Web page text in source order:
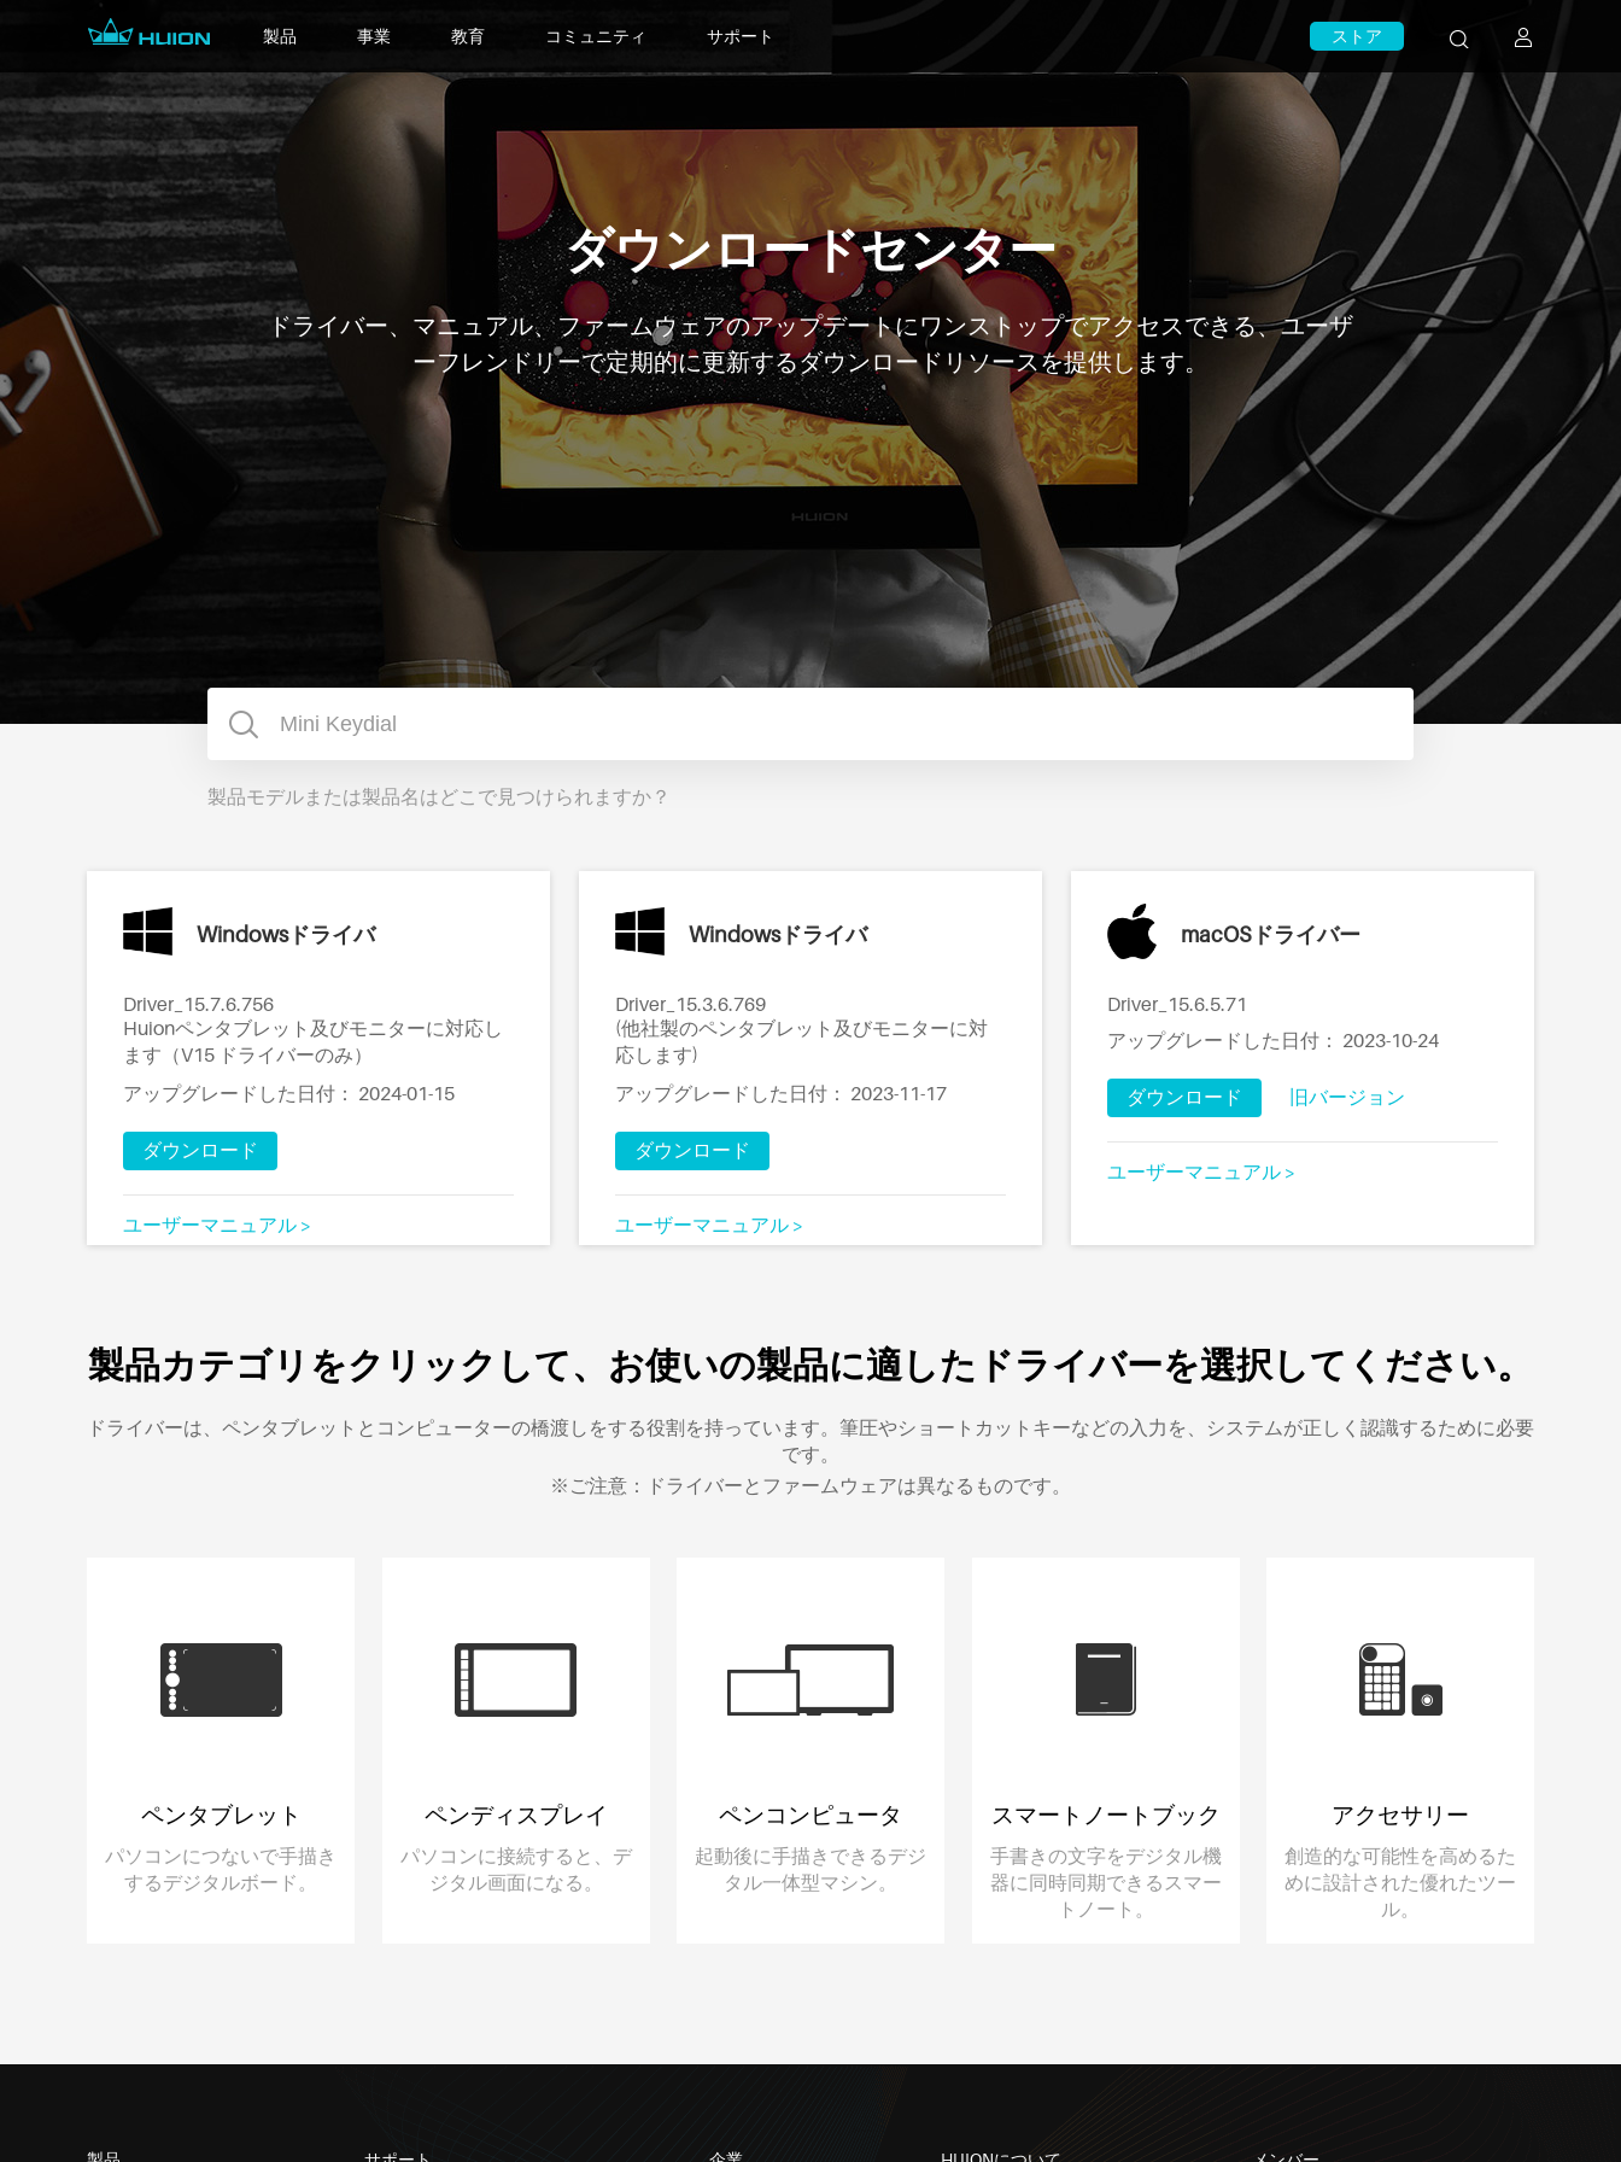
製品 事業 教育 コミュニティ サポート ストア
ダウンロードセンター
ドライバー、マニュアル、ファームウェアのアップデートにワンストップでアクセスできる、ユーザ
ーフレンドリーで定期的に更新するダウンロードリソースを提供します。
製品モデルまたは製品名はどこで見つけられますか？
Windowsドライバ
Driver_15.7.6.756
Huionペンタブレット及びモニターに対応し
ます（V15 ドライバーのみ）
アップグレードした日付： 2024-01-15
ダウンロード
ユーザーマニュアル >
Windowsドライバ
Driver_15.3.6.769
(他社製のペンタブレット及びモニターに対
応します)
アップグレードした日付： 2023-11-17
ダウンロード
ユーザーマニュアル >
macOSドライバー
Driver_15.6.5.71
アップグレードした日付： 2023-10-24
ダウンロード 旧バージョン
ユーザーマニュアル >
製品カテゴリをクリックして、お使いの製品に適したドライバーを選択してください。
ドライバーは、ペンタブレットとコンピューターの橋渡しをする役割を持っています。筆圧やショートカットキーなどの入力を、システムが正しく認識するために必要
です。
※ご注意：ドライバーとファームウェアは異なるものです。
ペンタブレット
パソコンにつないで手描き
するデジタルボード。
ペンディスプレイ
パソコンに接続すると、デ
ジタル画面になる。
ペンコンピュータ
起動後に手描きできるデジ
タル一体型マシン。
スマートノートブック
手書きの文字をデジタル機
器に同時同期できるスマー
トノート。
アクセサリー
創造的な可能性を高めるた
めに設計された優れたツー
ル。